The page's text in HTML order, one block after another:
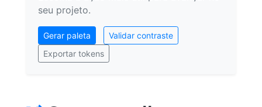
seu projeto.
Gerar paleta
Validar contraste
Exportar tokens